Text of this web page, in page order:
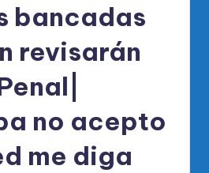
bancadas
revisarán
no acepto
me diga